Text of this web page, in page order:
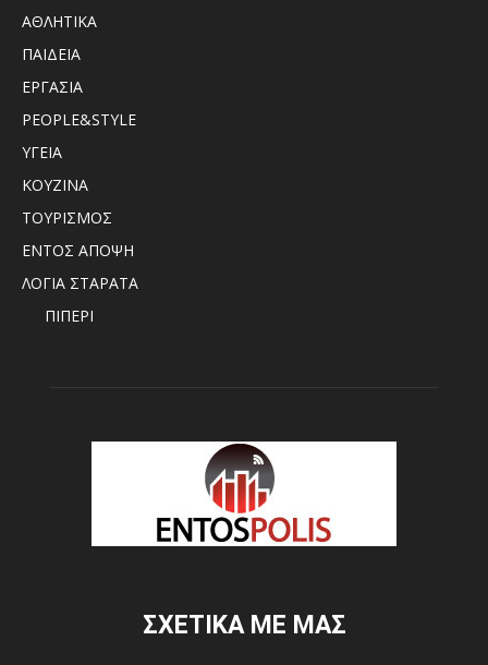
ΑΘΛΗΤΙΚΑ
ΠΑΙΔΕΙΑ
ΕΡΓΑΣΙΑ
PEOPLE&STYLE
ΥΓΕΙΑ
ΚΟΥΖΙΝΑ
ΤΟΥΡΙΣΜΟΣ
ΕΝΤΟΣ ΑΠΟΨΗ
ΛΟΓΙΑ ΣΤΑΡΑΤΑ
ΠΙΠΕΡΙ
ΣΧΕΤΙΚΑ ΜΕ ΜΑΣ